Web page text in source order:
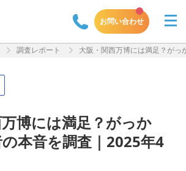
お問い合わせ
調査レポート 大阪・関西万博には満足？が
博には満足？がっか
本音を調査｜2025年4